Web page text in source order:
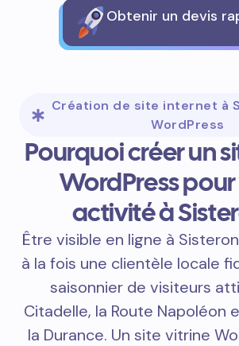
Obtenir un devis
Création de site internet à
WordPress
Pourquoi créer un
WordPress
activité à
Être visible en ligne à
à la fois une clientèle locale
saisonnier de visiteurs
Citadelle, la Route Napoléon
la Durance. Un site vitrine